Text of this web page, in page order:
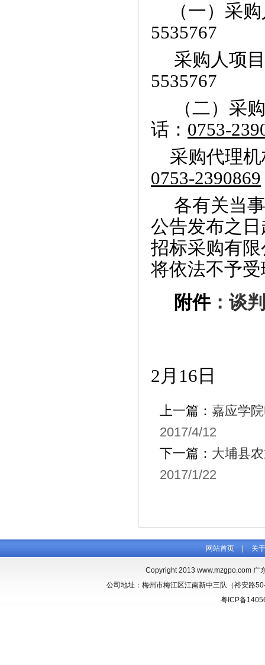
（一）采
5535767
采购人项
5535767
（二）采
话： 0753-
采购代理
0753-2390869
各有关当
公告发布之日
招标采购有
将依法不予
附件：谈
2 月 16 日
上一篇： 嘉应学
2017/4/12
下一篇： 大埔县
2017/1/22
网站首页 关
Copyright 2013 www.mzgpo.com 广
公司地址：梅州市梅江区江南新中三队（裕安路
粤ICP备